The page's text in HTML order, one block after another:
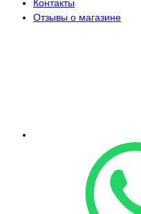
Контакты
Отзывы о магазине